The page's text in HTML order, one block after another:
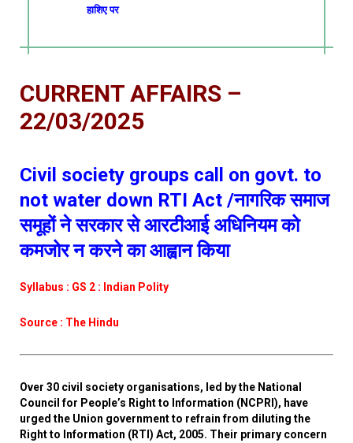
हाशिए पर
CURRENT AFFAIRS –
22/03/2025
Civil society groups call on govt. to
not water down RTI Act /नागरिक समाज
समूहों ने सरकार से आरटीआई अधिनियम को
कमजोर न करने का आह्वान किया
Syllabus : GS 2 : Indian Polity
Source : The Hindu
Over 30 civil society organisations, led by the National
Council for People’s Right to Information (NCPRI), have
urged the Union government to refrain from diluting the
Right to Information (RTI) Act, 2005. Their primary concern